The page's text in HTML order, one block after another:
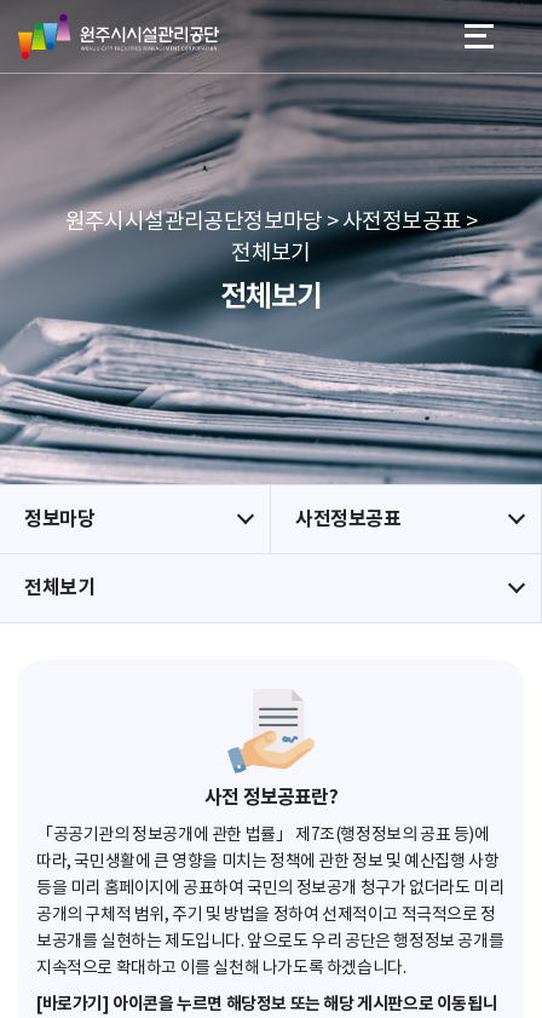
네
본문 바로가기
메뉴 바로가기
원
주
시
리
공
단
원주시시설관리공단정보마당 > 사전정보공표 >
전체보기
전체보기
정보마당 사전정보공표
전체보기
사전 정보공표란?
「공공기관의 정보공개에 관한 법률」 제7조(행정정보의 공표 등)에
따라, 국민생활에 큰 영향을 미치는 정책에 관한 정보 및 예산집행 사항
등을 미리 홈페이지에 공표하여 국민의 정보공개 청구가 없더라도 미리
공개의 구체적 범위, 주기 및 방법을 정하여 선제적이고 적극적으로 정
보공개를 실현하는 제도입니다. 앞으로도 우리 공단은 행정정보 공개를
지속적으로 확대하고 이를 실천해 나가도록 하겠습니다.
[바로가기] 아이콘을 누르면 해당정보 또는 해당 게시판으로 이동됩니